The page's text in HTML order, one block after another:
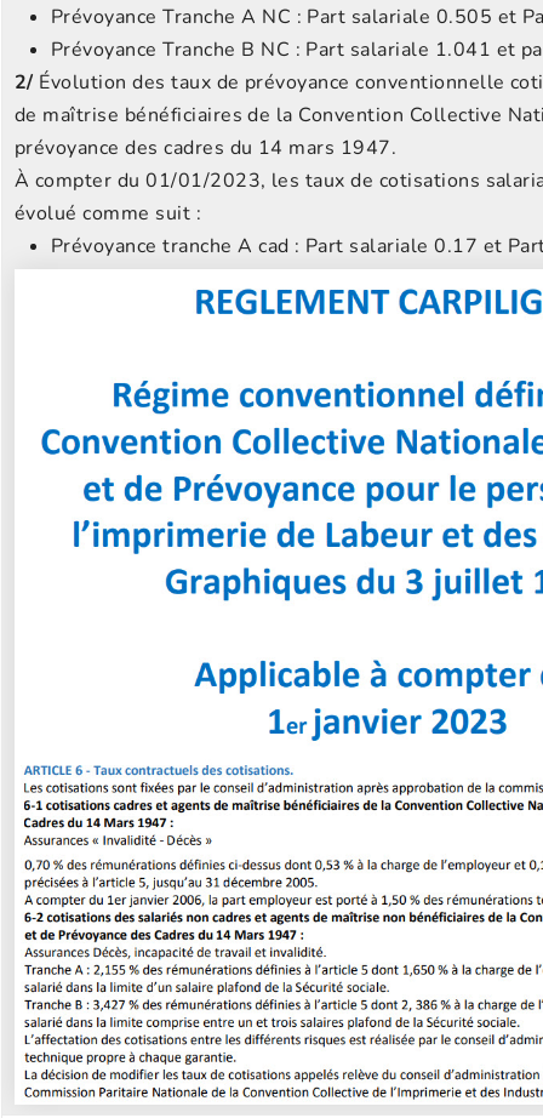
Prévoyance Tranche A NC : Part salariale 0.505 et
Prévoyance Tranche B NC : Part salariale 1.041 et
2/ Évolution des taux de prévoyance conventionnelle
de maîtrise bénéficiaires de la Convention Collective
prévoyance des cadres du 14 mars 1947.
À compter du 01/01/2023, les taux de cotisations
évolué comme suit :
Prévoyance tranche A cad : Part salariale 0.17 et